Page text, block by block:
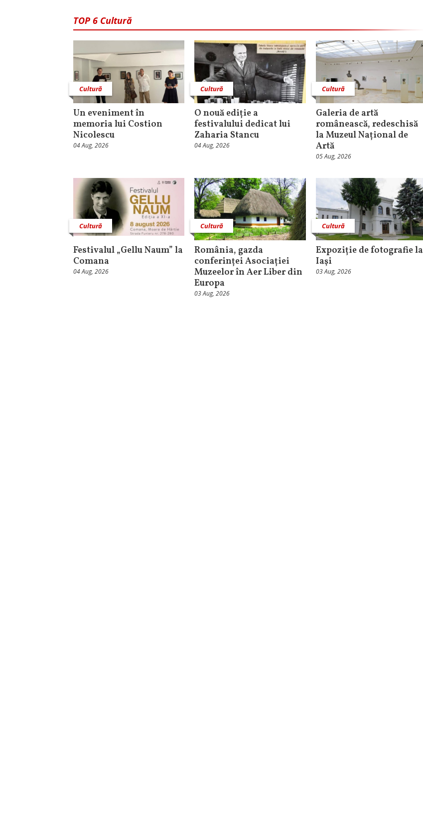
TOP 6 Cultură
Cultură
Un eveniment în
memoria lui Costion
Nicolescu
04 Aug, 2026
Cultură
O nouă ediție a
festivalului dedicat lui
Zaharia Stancu
04 Aug, 2026
Cultură
Galeria de artă
românească, redeschisă
la Muzeul Național de
Artă
05 Aug, 2026
Cultură
Festivalul „Gellu Naum” la
Comana
04 Aug, 2026
Cultură
România, gazda
conferinței Asociației
Muzeelor în Aer Liber din
Europa
03 Aug, 2026
Cultură
Expoziție de fotografie la
Iaşi
03 Aug, 2026